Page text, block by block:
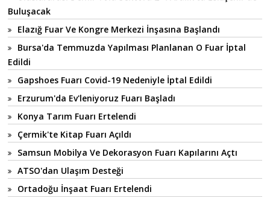
Buluşacak
Elazığ Fuar Ve Kongre Merkezi İnşasına Başlandı
Bursa'da Temmuzda Yapılması Planlanan O Fuar İptal
Edildi
Gapshoes Fuarı Covid-19 Nedeniyle İptal Edildi
Erzurum'da Ev'leniyoruz Fuarı Başladı
Konya Tarım Fuarı Ertelendi
Çermik'te Kitap Fuarı Açıldı
Samsun Mobilya Ve Dekorasyon Fuarı Kapılarını Açtı
ATSO'dan Ulaşım Desteği
Ortadoğu İnşaat Fuarı Ertelendi